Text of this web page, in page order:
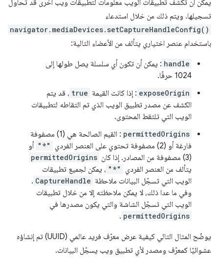
يمكن أن تكشف تطبيقات الويب معلومات لتطبيقات ويب أخرى قد تحاول
تسجيلها. ويتم ذلك من خلال استدعاء
navigator.mediaDevices.setCaptureHandleConfig()
باستخدام عنصر اختياري يتألف من الأعضاء التالية:
handle : يمكن أن تكون أي سلسلة يصل طولها إلى
1024 حرفًا.
exposeOrigin : إذا كانت القيمة true ، قد يتم
الكشف عن مصدر تطبيق الويب الذي تم التقاطه لتطبيقات
الويب التي تلتقط المحتوى.
permittedOrigins
: القيم الصالحة هي (1) مصفوفة
فارغة أو (2) مصفوفة تحتوي على العنصر الفردي
"*" أو
(3) مصفوفة من المصادر. إذا كان
permittedOrigins
يتألف من العنصر الفردي "*" ، يمكن لجميع تطبيقات
الويب التي تسجّل البيانات ملاحظة CaptureHandle
.
وفي ما عدا ذلك، لا يمكن ملاحظته إلا من خلال تطبيقات
الويب التي تسجّل الشاشة والتي يكون مصدرها في
permittedOrigins
.
يوضّح المثال التالي كيفية عرض معرّف فريد عالمي (UUID) تم إنشاؤه
عشوائيًا كمعرّف ومصدر لأي تطبيق ويب يسجّل البيانات.